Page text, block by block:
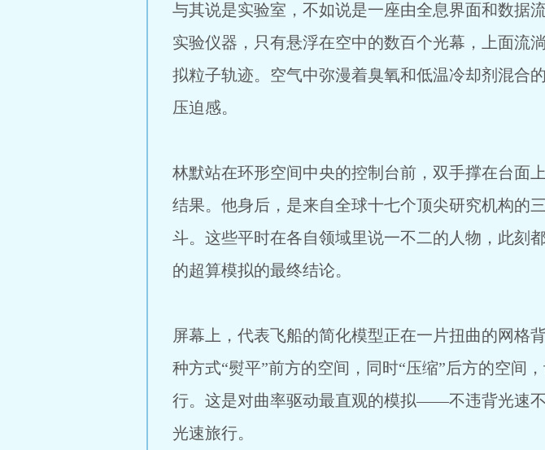
与其说是实验室，不如说是一座由全息界面和数据
实验仪器，只有悬浮在空中的数百个光幕，上面流
拟粒子轨迹。空气中弥漫着臭氧和低温冷却剂混合
压迫感。
林默站在环形空间中央的控制台前，双手撑在台面
结果。他身后，是来自全球十七个顶尖研究机构的
斗。这些平时在各自领域里说一不二的人物，此刻
的超算模拟的最终结论。
屏幕上，代表飞船的简化模型正在一片扭曲的网格
种方式“熨平”前方的空间，同时“压缩”后方的空间
行。这是对曲率驱动最直观的模拟——不违背光速
光速旅行。